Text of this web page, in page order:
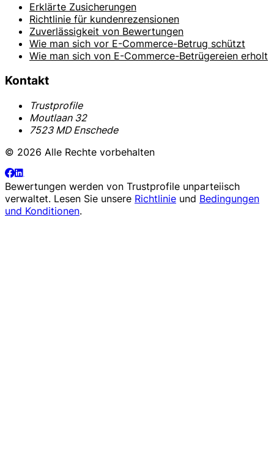
Erklärte Zusicherungen
Richtlinie für kundenrezensionen
Zuverlässigkeit von Bewertungen
Wie man sich vor E-Commerce-Betrug schützt
Wie man sich von E-Commerce-Betrügereien erholt
Kontakt
Trustprofile
Moutlaan 32
7523 MD Enschede
© 2026 Alle Rechte vorbehalten
Bewertungen werden von Trustprofile unparteiisch
verwaltet. Lesen Sie unsere Richtlinie und Bedingungen
und Konditionen.